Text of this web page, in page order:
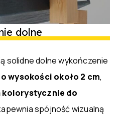
dolne
solidne dolne wykończenie
wysokości około 2 cm,
kolorystycznie do
spójność wizualną